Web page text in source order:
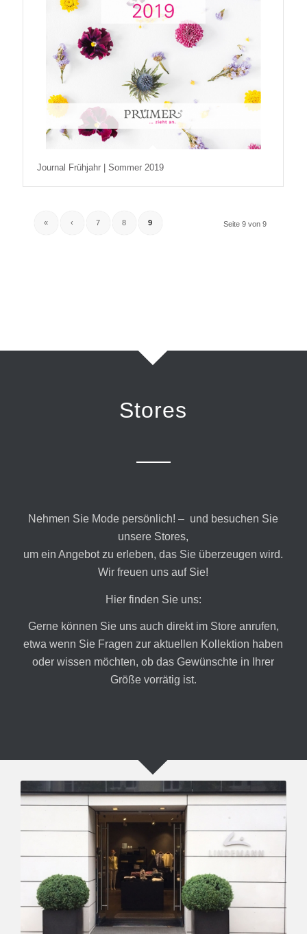
Journal Frühjahr | Sommer 2019
Seite 9 von 9
« ‹ 7 8 9
Stores
Nehmen Sie Mode persönlich! – und besuchen Sie
unsere Stores,
um ein Angebot zu erleben, das Sie überzeugen wird.
Wir freuen uns auf Sie!
Hier finden Sie uns:
Gerne können Sie uns auch direkt im Store anrufen,
etwa wenn Sie Fragen zur aktuellen Kollektion haben
oder wissen möchten, ob das Gewünschte in Ihrer
Größe vorrätig ist.